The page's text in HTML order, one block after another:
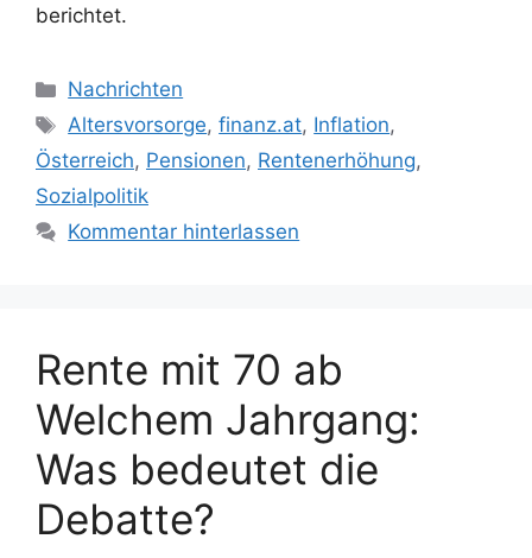
berichtet.
Kategorien
Nachrichten
Schlagwörter
Altersvorsorge,finanz.at, Inflation,
Österreich, Pensionen, Rentenerhöhung,
Sozialpolitik
Kommentar hinterlassen
Rente mit 70 ab
Welchem Jahrgang:
Was bedeutet die
Debatte?